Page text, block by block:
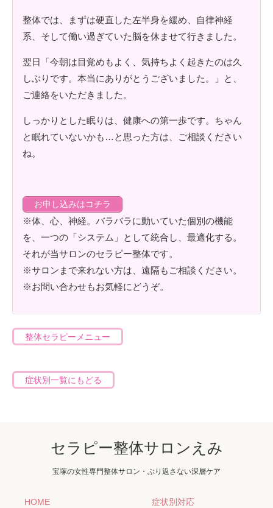
整体では、まずは硬直した左半身を緩め、自律神経
系、そして働い過ぎていた脳を休ませて行きました。
翌日「今朝は目覚めもよく、気持ちよく起きたのは久
しぶりです。本当にありがとうございました。」と、
ご連絡をいただきました。
しっかりとした眠りは、健康への第一歩です。ちゃん
と眠れていないかも…と思った方は、ご相談ください
ね。
お申し込みはコチラ
※体、心、神経。バラバラに動いていた個別の機能
を、一つの「システム」として統合し、最適化する。
それが当サロンのセラピー整体です。
※サロンまで来れない方は、遠隔もご相談ください。
※お問い合わせもお気軽にどうぞ。
整体セラピーメニュー
症状別一覧にもどる
セラピー整体サロンえみ
宝塚の女性専門整体サロン・ぶり返さない深層ケア
HOME 症状別対応